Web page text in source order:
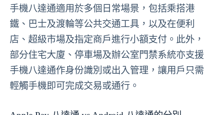
手機八達通適用於多個日常場景，包括乘搭港
鐵、巴士及渡輪等公共交通工具，以及在便利
店、超級市場及指定商戶進行小額支付。此外，
部分住宅大廈、停車場及辦公室門禁系統亦支援
手機八達通作身份識別或出入管理，讓用戶只需
輕觸手機即可完成交易或通行。